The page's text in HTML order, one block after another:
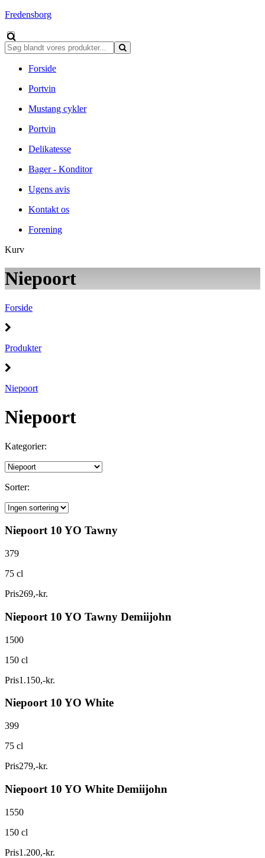
Fredensborg
Forside
Portvin
Mustang cykler
Portvin
Delikatesse
Bager - Konditor
Ugens avis
Kontakt os
Forening
Kurv
Niepoort
Forside
Produkter
Niepoort
Niepoort
Kategorier:
Sorter:
Niepoort 10 YO Tawny
379
75 cl
Pris269,-kr.
Niepoort 10 YO Tawny Demiijohn
1500
150 cl
Pris1.150,-kr.
Niepoort 10 YO White
399
75 cl
Pris279,-kr.
Niepoort 10 YO White Demiijohn
1550
150 cl
Pris1.200,-kr.